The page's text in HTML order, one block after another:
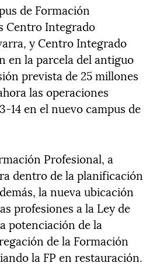
de Formación
Centro Integrado
y Centro Integrado
en la parcela del antiguo
prevista de 25 millones
las operaciones
14 en el nuevo campus de
Profesional, a
dentro de la planificación
la nueva ubicación
profesiones a la Ley de
potenciación de la
de la Formación
la FP en restauración.